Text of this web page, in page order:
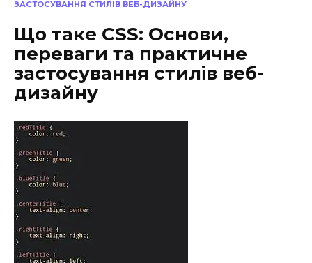
ЗАСТОСУВАННЯ СТИЛІВ ВЕБ-ДИЗАЙНУ
Що таке CSS: Основи,
переваги та практичне
застосування стилів веб-
дизайну